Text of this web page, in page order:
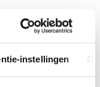
instellingen
een lagere
aangepast.